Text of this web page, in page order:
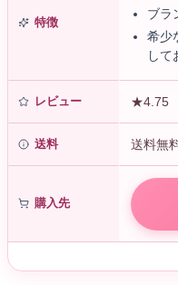
特徴
ブラ
希少
して
レビュー ★4.75
送料 送料無
購入先